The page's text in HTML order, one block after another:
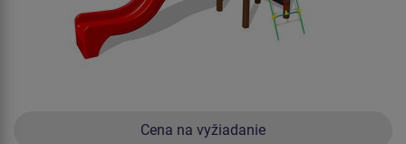
Cena na vyžiadanie